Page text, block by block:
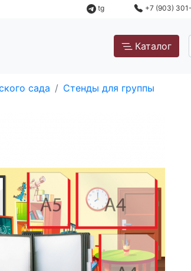
tg +7 (903)
Каталог
сада Стенды для группы